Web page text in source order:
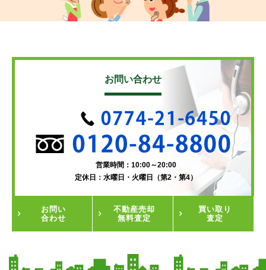
お問い合わせ
営業時間：10:00～20:00
定休日：水曜日・火曜日（第2・第4）
お問い
合わせ
不動産売却
無料査定
買い取り
査定